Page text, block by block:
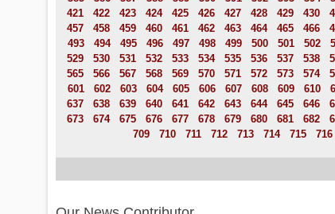
421
422 423 424 425 426 427 428 429 430
457
458 459 460 461 462 463 464 465 466
493
494 495 496 497 498 499 500 501 502
529
530 531 532 533 534 535 536 537 538
565
566 567 568 569 570 571 572 573 574
601
602 603 604 605 606 607 608 609 610
637
638 639 640 641 642 643 644 645 646
673
674 675 676 677 678 679 680 681 682
709
710 711 712 713 714 715 716